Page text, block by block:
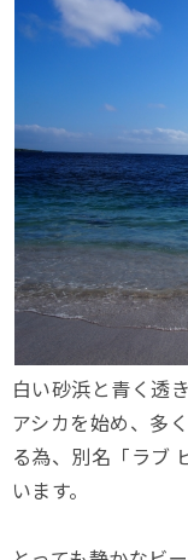
白い砂浜と青く透
アシカを始め、多
る為、別名「ラブ
います。